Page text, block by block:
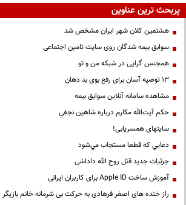
پربحث ترین عناوین
هشتمین کلان شهر ایران مشخص شد
سوابق بیمه شدگان روی سایت تامین اجتماعی
همجنس گرایی در شبکه من و تو
13 توصیه آسان برای رفع بوی بد دهان
مشاهده سامانه آنلاين سوابق بیمه
حكم آيت‌الله مكارم درباره شاهين نجفي
سایتهای همسریابی!
دعايي كه قطعا مستجاب مي‌شود
جزئیات جدید قتل روح الله داداشی
آموزش ساخت Apple ID برای کاربران ایرانی
راز خنده های اصغر فرهادی به حرکت بی شرمانه خانم